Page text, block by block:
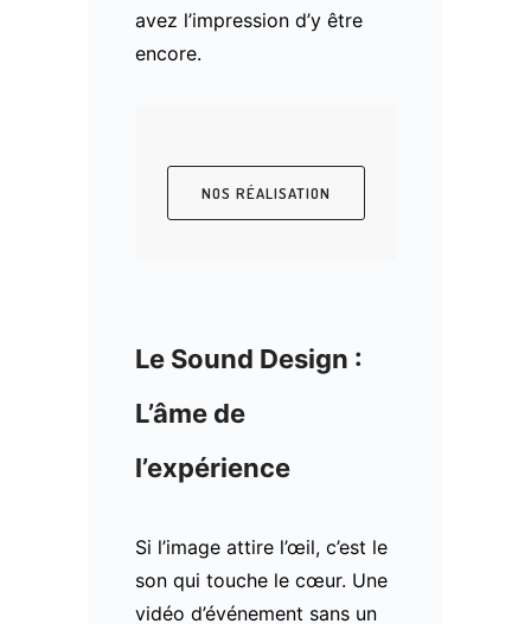
avez l’impression d’y être
encore.
NOS RÉALISATION
Le Sound Design :
L’âme de
l’expérience
Si l’image attire l’œil, c’est le
son qui touche le cœur. Une
vidéo d’événement sans un